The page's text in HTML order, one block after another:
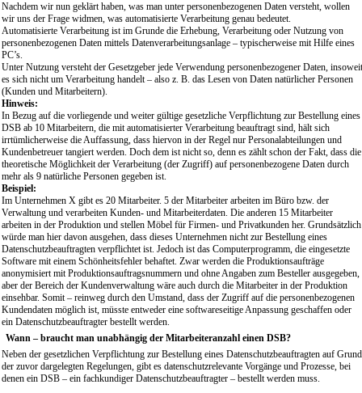
Nachdem wir nun geklärt haben, was man unter personenbezogenen Daten versteht, wollen
wir uns der Frage widmen, was automatisierte Verarbeitung genau bedeutet.
Automatisierte Verarbeitung ist im Grunde die Erhebung, Verarbeitung oder Nutzung von
personenbezogenen Daten mittels Datenverarbeitungsanlage – typischerweise mit Hilfe eines
PC’s.
Unter Nutzung versteht der Gesetzgeber jede Verwendung personenbezogener Daten, insoweit
es sich nicht um Verarbeitung handelt – also z. B. das Lesen von Daten natürlicher Personen
(Kunden und Mitarbeitern).
Hinweis:
In Bezug auf die vorliegende und weiter gültige gesetzliche Verpflichtung zur Bestellung eines
DSB ab 10 Mitarbeitern, die mit automatisierter Verarbeitung beauftragt sind, hält sich
irrtümlicherweise die Auffassung, dass hiervon in der Regel nur Personalabteilungen und
Kundenbetreuer tangiert werden. Doch dem ist nicht so, denn es zählt schon der Fakt, dass die
theoretische Möglichkeit der Verarbeitung (der Zugriff) auf personenbezogene Daten durch
mehr als 9 natürliche Personen gegeben ist.
Beispiel:
Im Unternehmen X gibt es 20 Mitarbeiter. 5 der Mitarbeiter arbeiten im Büro bzw. der
Verwaltung und verarbeiten Kunden- und Mitarbeiterdaten. Die anderen 15 Mitarbeiter
arbeiten in der Produktion und stellen Möbel für Firmen- und Privatkunden her. Grundsätzlich
würde man hier davon ausgehen, dass dieses Unternehmen nicht zur Bestellung eines
Datenschutzbeauftragten verpflichtet ist. Jedoch ist das Computerprogramm, die eingesetzte
Software mit einem Schönheitsfehler behaftet. Zwar werden die Produktionsaufträge
anonymisiert mit Produktionsauftragsnummern und ohne Angaben zum Besteller ausgegeben,
aber der Bereich der Kundenverwaltung wäre auch durch die Mitarbeiter in der Produktion
einsehbar. Somit – reinweg durch den Umstand, dass der Zugriff auf die personenbezogenen
Kundendaten möglich ist, müsste entweder eine softwareseitige Anpassung geschaffen oder
ein Datenschutzbeauftragter bestellt werden.
Wann – braucht man unabhängig der Mitarbeiteranzahl einen DSB?
Neben der gesetzlichen Verpflichtung zur Bestellung eines Datenschutzbeauftragten auf Grund
der zuvor dargelegten Regelungen, gibt es datenschutzrelevante Vorgänge und Prozesse, bei
denen ein DSB – ein fachkundiger Datenschutzbeauftragter – bestellt werden muss.